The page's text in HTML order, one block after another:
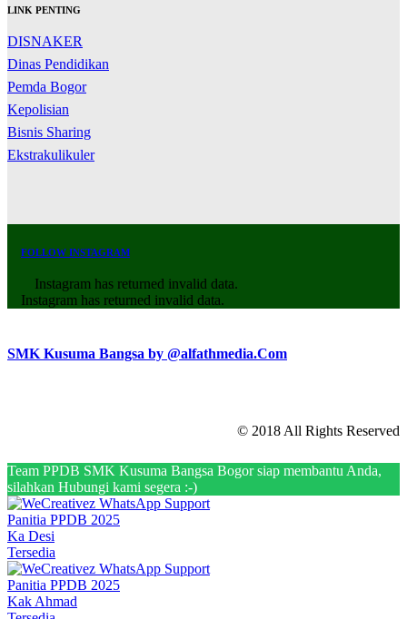
LINK PENTING
DISNAKER
Dinas Pendidikan
Pemda Bogor
Kepolisian
Bisnis Sharing
Ekstrakulikuler
FOLLOW INSTAGRAM
Instagram has returned invalid data.
Instagram has returned invalid data.
SMK Kusuma Bangsa by @alfathmedia.Com
© 2018 All Rights Reserved
Team PPDB SMK Kusuma Bangsa Bogor siap membantu Anda,
silahkan Hubungi kami segera :-)
Panitia PPDB 2025
Ka Desi
Tersedia
Panitia PPDB 2025
Kak Ahmad